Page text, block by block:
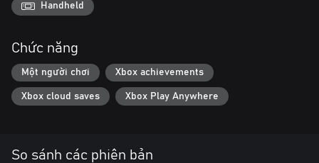
Handheld
Chức năng
Một người chơi Xbox achievements
Xbox cloud saves Xbox Play Anywhere
So sánh các phiên bản